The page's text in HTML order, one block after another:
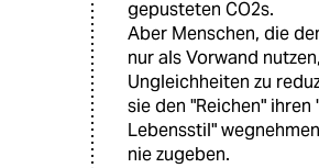
gepusteten CO2s.
Aber Menschen, die
nur als Vorwand
Ungleichheiten zu
sie den "Reichen" ihren
Lebensstil"
nie zugeben.